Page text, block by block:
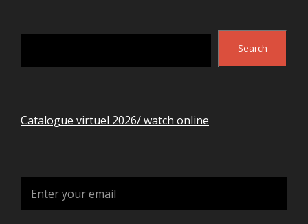
Search
Search
Catalogue virtuel 2026/ watch online